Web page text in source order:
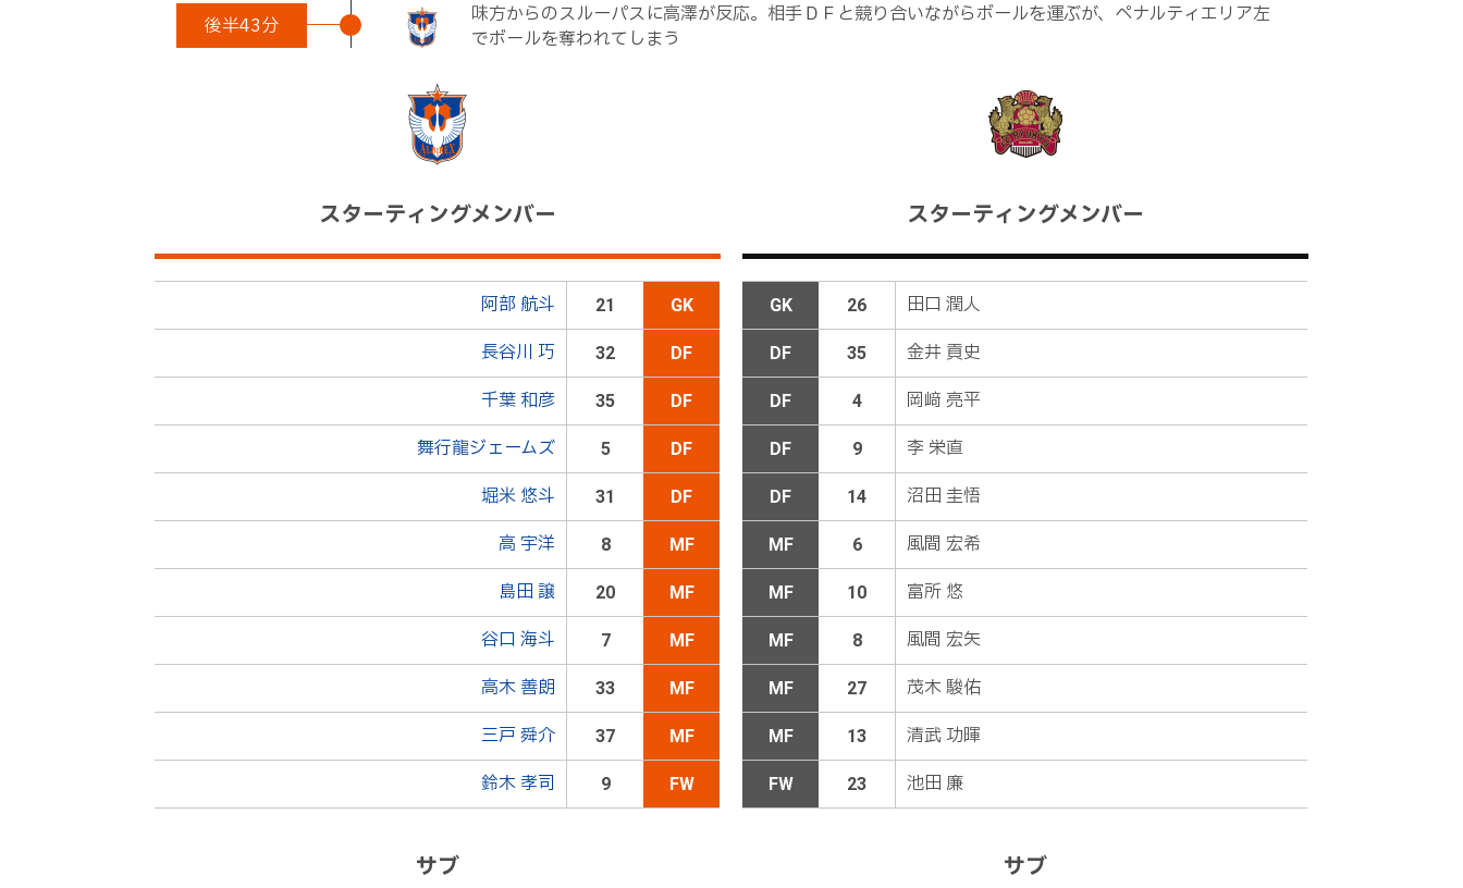
後半43分
味方からのスルーパスに高澤が反応。相手ＤＦと競り合いながらボールを運ぶが、ペナルティエリア左
でボールを奪われてしまう
８高ＯＵＴ→１７福田ＩＮ
８風間矢ＯＵＴ→２１上原慎ＩＮ
後半36分 堀米が左サイドの敵陣深くから左足でクロスを送る。しかし、相手ＤＦにクリアされてしまう
後半33分
堀米が左サイドの敵陣深くに浮き球を供給。三戸が走り込むも、相手ＤＦに対応されてしまい、そのま
まゴールラインを割ってしまう
後半31分 ２３池田ＯＵＴ→１１中川ＩＮ
後半29分
堀米が中央に切れ込んでペナルティエリア左にパスを供給。高木が受けて中央に折り返すが、相手ＤＦ
にブロックされてしまう
後半25分 飲水タイムが終了し、プレーが再開される
スターティングメンバー
GK
21
阿部 航斗
DF
32
長谷川 巧
DF
35
千葉 和彦
DF
5
舞行龍ジェームズ
DF
31
堀米 悠斗
MF
8
高 宇洋
MF
20
島田 譲
MF
7
谷口 海斗
MF
33
高木 善朗
MF
37
三戸 舜介
FW
9
鈴木 孝司
サブ
スターティングメンバー
GK 26 田口 潤人
DF 35 金井 貢史
DF 4 岡﨑 亮平
DF 9 李 栄直
DF 14 沼田 圭悟
MF 6 風間 宏希
MF 10 富所 悠
MF 8 風間 宏矢
MF 27 茂木 駿佑
MF 13 清武 功暉
FW 23 池田 廉
サブ